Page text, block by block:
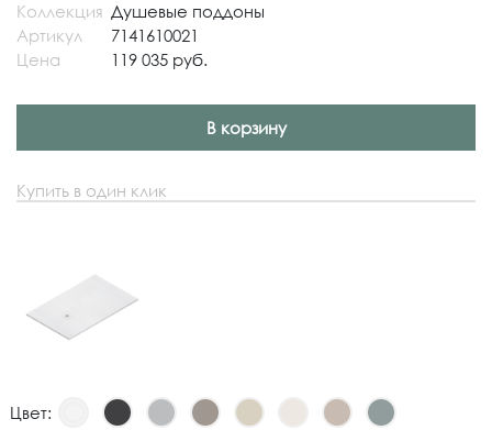
Коллекция Душевые поддоны
Артикул
7141610021
Цена
119 035 руб.
В корзину
Купить в один клик
Цвет: